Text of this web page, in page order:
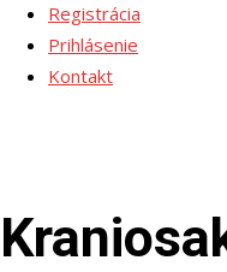
Registrácia
Prihlásenie
Kontakt